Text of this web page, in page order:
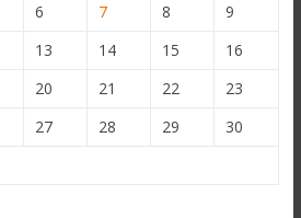
6 7 8
9
13 14 15
16
20 21 22
23
27 28 29
30